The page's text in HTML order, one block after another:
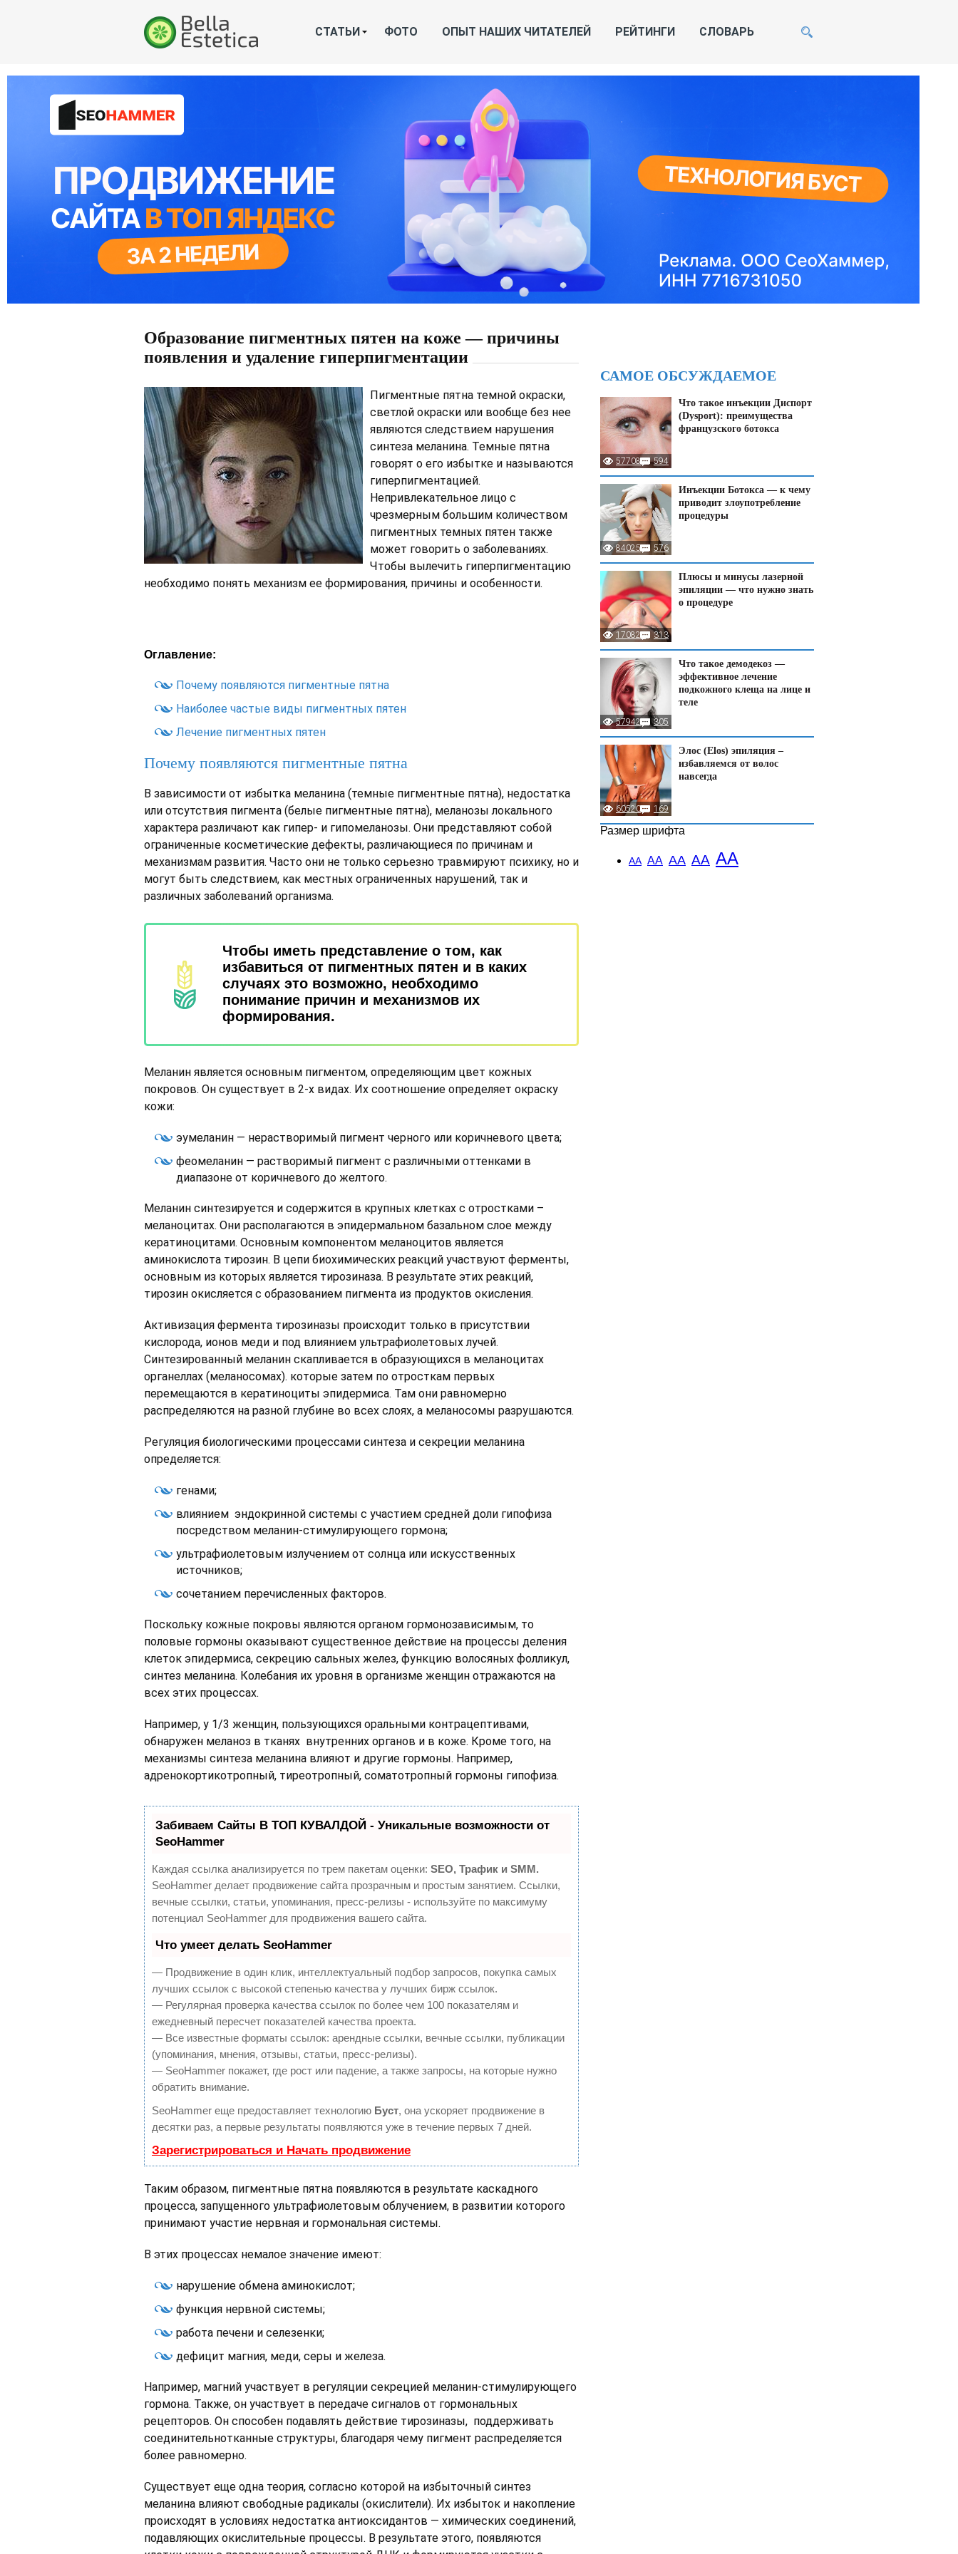
СТАТЬИ ФОТО ОПЫТ НАШИХ ЧИТАТЕЛЕЙ РЕЙТИНГИ СЛОВАРЬ
Образование пигментных пятен на коже — причины
появления и удаление гиперпигментации
Пигментные пятна темной окраски,
светлой окраски или вообще без нее
являются следствием нарушения
синтеза меланина. Темные пятна
говорят о его избытке и называются
гиперпигментацией.
Непривлекательное лицо с
чрезмерным большим количеством
пигментных темных пятен также
может говорить о заболеваниях.
Чтобы вылечить гиперпигментацию
необходимо понять механизм ее формирования, причины и особенности.
Оглавление:
Почему появляются пигментные пятна
Наиболее частые виды пигментных пятен
Лечение пигментных пятен
Почему появляются пигментные пятна
В зависимости от избытка меланина (темные пигментные пятна), недостатка
или отсутствия пигмента (белые пигментные пятна), меланозы локального
характера различают как гипер- и гипомеланозы. Они представляют собой
ограниченные косметические дефекты, различающиеся по причинам и
механизмам развития. Часто они не только серьезно травмируют психику, но и
могут быть следствием, как местных ограниченных нарушений, так и
различных заболеваний организма.
Чтобы иметь представление о том, как
избавиться от пигментных пятен и в каких
случаях это возможно, необходимо
понимание причин и механизмов их
формирования.
Меланин является основным пигментом, определяющим цвет кожных
покровов. Он существует в 2-х видах. Их соотношение определяет окраску
кожи:
эумеланин — нерастворимый пигмент черного или коричневого цвета;
феомеланин — растворимый пигмент с различными оттенками в
диапазоне от коричневого до желтого.
Меланин синтезируется и содержится в крупных клетках с отростками –
меланоцитах. Они располагаются в эпидермальном базальном слое между
кератиноцитами. Основным компонентом меланоцитов является
аминокислота тирозин. В цепи биохимических реакций участвуют ферменты,
основным из которых является тирозиназа. В результате этих реакций,
тирозин окисляется с образованием пигмента из продуктов окисления.
Активизация фермента тирозиназы происходит только в присутствии
кислорода, ионов меди и под влиянием ультрафиолетовых лучей.
Синтезированный меланин скапливается в образующихся в меланоцитах
органеллах (меланосомах). которые затем по отросткам первых
перемещаются в кератиноциты эпидермиса. Там они равномерно
распределяются на разной глубине во всех слоях, а меланосомы разрушаются.
Регуляция биологическими процессами синтеза и секреции меланина
определяется:
генами;
влиянием эндокринной системы с участием средней доли гипофиза
посредством меланин-стимулирующего гормона;
ультрафиолетовым излучением от солнца или искусственных
источников;
сочетанием перечисленных факторов.
Поскольку кожные покровы являются органом гормонозависимым, то
половые гормоны оказывают существенное действие на процессы деления
клеток эпидермиса, секрецию сальных желез, функцию волосяных фолликул,
синтез меланина. Колебания их уровня в организме женщин отражаются на
всех этих процессах.
Например, у 1/3 женщин, пользующихся оральными контрацептивами,
обнаружен меланоз в тканях внутренних органов и в коже. Кроме того, на
механизмы синтеза меланина влияют и другие гормоны. Например,
адренокортикотропный, тиреотропный, соматотропный гормоны гипофиза.
Забиваем Сайты В ТОП КУВАЛДОЙ - Уникальные возможности от
SeoHammer
Каждая ссылка анализируется по трем пакетам оценки: SEO, Трафик и SMM.
SeoHammer делает продвижение сайта прозрачным и простым занятием. Ссылки,
вечные ссылки, статьи, упоминания, пресс-релизы - используйте по максимуму
потенциал SeoHammer для продвижения вашего сайта.
Что умеет делать SeoHammer
— Продвижение в один клик, интеллектуальный подбор запросов, покупка самых
лучших ссылок с высокой степенью качества у лучших бирж ссылок.
— Регулярная проверка качества ссылок по более чем 100 показателям и
ежедневный пересчет показателей качества проекта.
— Все известные форматы ссылок: арендные ссылки, вечные ссылки, публикации
(упоминания, мнения, отзывы, статьи, пресс-релизы).
— SeoHammer покажет, где рост или падение, а также запросы, на которые нужно
обратить внимание.
SeoHammer еще предоставляет технологию Буст, она ускоряет продвижение в
десятки раз, а первые результаты появляются уже в течение первых 7 дней.
Зарегистрироваться и Начать продвижение
Таким образом, пигментные пятна появляются в результате каскадного
процесса, запущенного ультрафиолетовым облучением, в развитии которого
принимают участие нервная и гормональная системы.
В этих процессах немалое значение имеют:
нарушение обмена аминокислот;
функция нервной системы;
работа печени и селезенки;
дефицит магния, меди, серы и железа.
Например, магний участвует в регуляции секрецией меланин-стимулирующего
гормона. Также, он участвует в передаче сигналов от гормональных
рецепторов. Он способен подавлять действие тирозиназы, поддерживать
соединительнотканные структуры, благодаря чему пигмент распределяется
более равномерно.
Существует еще одна теория, согласно которой на избыточный синтез
меланина влияют свободные радикалы (окислители). Их избыток и накопление
происходят в условиях недостатка антиоксидантов — химических соединений,
подавляющих окислительные процессы. В результате этого, появляются
САМОЕ ОБСУЖДАЕМОЕ
57708 594
Что такое инъекции Диспорт
(Dysport): преимущества
французского ботокса
84025 576
Инъекции Ботокса — к чему
приводит злоупотребление
процедуры
170824 313
Плюсы и минусы лазерной
эпиляции — что нужно знать
о процедуре
57942 305
Что такое демодекоз —
эффективное лечение
подкожного клеща на лице и
теле
60520 169
Элос (Elos) эпиляция –
избавляемся от волос
навсегда
Размер шрифта
АА АА АА АА АА